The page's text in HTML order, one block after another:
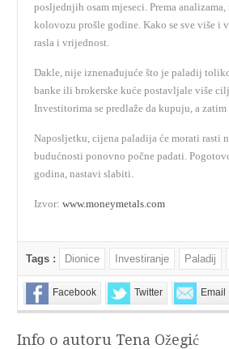
posljednjih osam mjeseci. Prema
kolovozu prošle godine. Kako se sve više i
rasla i vrijednost.
Dakle, nije iznenađujuće što je paladij
banke ili brokerske kuće postavljale više
Investitorima se predlaže da kupuju, a
Naposljetku, cijena paladija će morati rasti
budućnosti ponovno počne padati.
godina, nastavi slabiti.
Izvor: www.moneymetals.com
Tags : Dionice Investiranje Paladij
Facebook Twitter Email
Info o autoru Tena Ožegić